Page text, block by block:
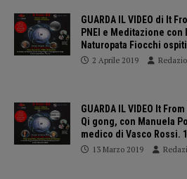
GUARDA IL VIDEO di It
PNEI e Meditazione con
Naturopata Fiocchi
2 Aprile 2019
GUARDA IL VIDEO It
Qi gong, con Manuela
medico di Vasco Rossi.
13 Marzo 2019